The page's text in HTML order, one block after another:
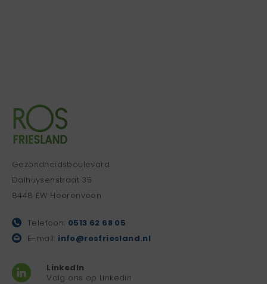
Gezondheidsboulevard
Dalhuysenstraat 35
8448 EW Heerenveen
Telefoon: 0513 62 68 05
E-mail: info@rosfriesland.nl
LinkedIn
Volg ons op Linkedin